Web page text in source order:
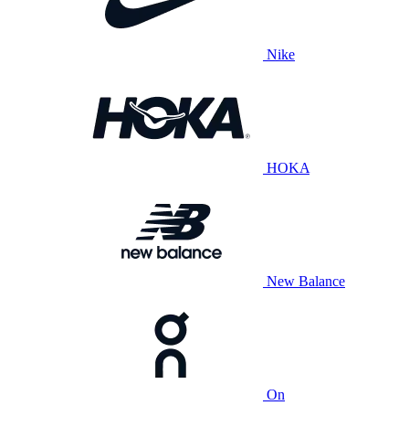
Nike
HOKA
New Balance
On